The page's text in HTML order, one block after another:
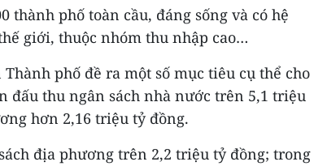
thành phố toàn cầu, đáng sống và có hệ
giới, thuộc nhóm thu nhập cao…
phố đề ra một số mục tiêu cụ thể cho
đấu thu ngân sách nhà nước trên 5,1 triệu
hơn 2,16 triệu tỷ đồng.
địa phương trên 2,2 triệu tỷ đồng; trong